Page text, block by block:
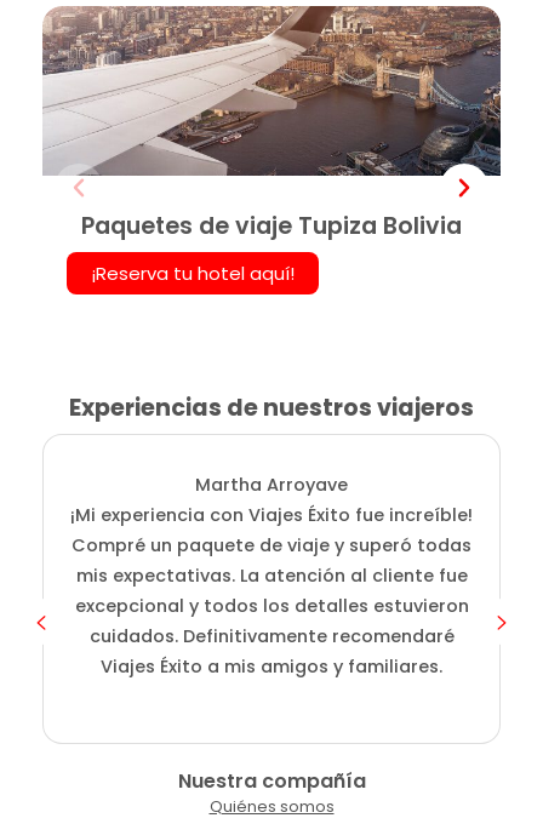
Paquetes de viaje Tupiza Bolivia
¡Reserva tu hotel aquí!
Experiencias de nuestros viajeros
Martha Arroyave
¡Mi experiencia con Viajes Éxito fue increíble!
Compré un paquete de viaje y superó todas
mis expectativas. La atención al cliente fue
excepcional y todos los detalles estuvieron
cuidados. Definitivamente recomendaré
Viajes Éxito a mis amigos y familiares.
Nuestra compañía
Quiénes somos